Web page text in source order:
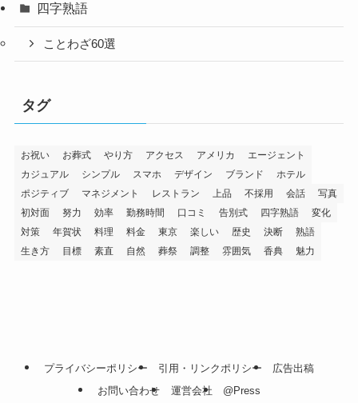
四字熟語
ことわざ60選
タグ
お祝い お葬式 やり方 アクセス アメリカ
エージェント
カジュアル
シンプル スマホ デザイン ブランド
ホテル
ポジティブ
マネジメント レストラン 上品 不採用 会話
写真
初対面
努力 効率 勤務時間 口コミ 告別式 四字熟語
変化
対策
年賀状 料理 料金 東京 楽しい 歴史 決断
熟語
生き方
目標 素直 自然 葬祭 調整 雰囲気 香典 魅力
プライバシーポリシー 引用・リンクポリシー
広告出稿
お問い合わせ
運営会社 @Press